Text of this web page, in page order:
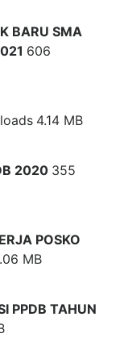
BARU SMA
606
4.14 MB
2020 355
POSKO
MB
PPDB TAHUN